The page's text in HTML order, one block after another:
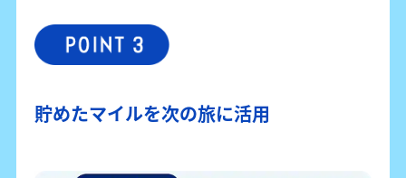
貯めたマイルを次の旅に活用